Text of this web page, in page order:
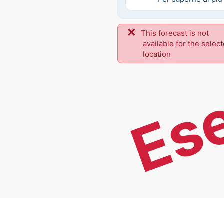
This forecast is not
available for the
location